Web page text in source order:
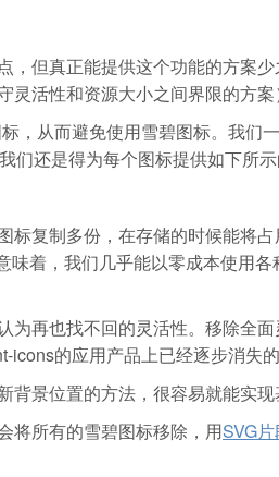
，但真正能提供这个功能的方案
活性和资源大小之间界限的方案
，从而避免使用雪碧图标。我们
们还是得为每个图标提供如下所示
标复制多份，在存储的时候能将
着，我们几乎能以零成本使用各
为再也找不回的灵活性。移除全
的应用产品上已经逐步消失的
景位置的方法，很容易就能实现
将所有的雪碧图标移除，用SVG